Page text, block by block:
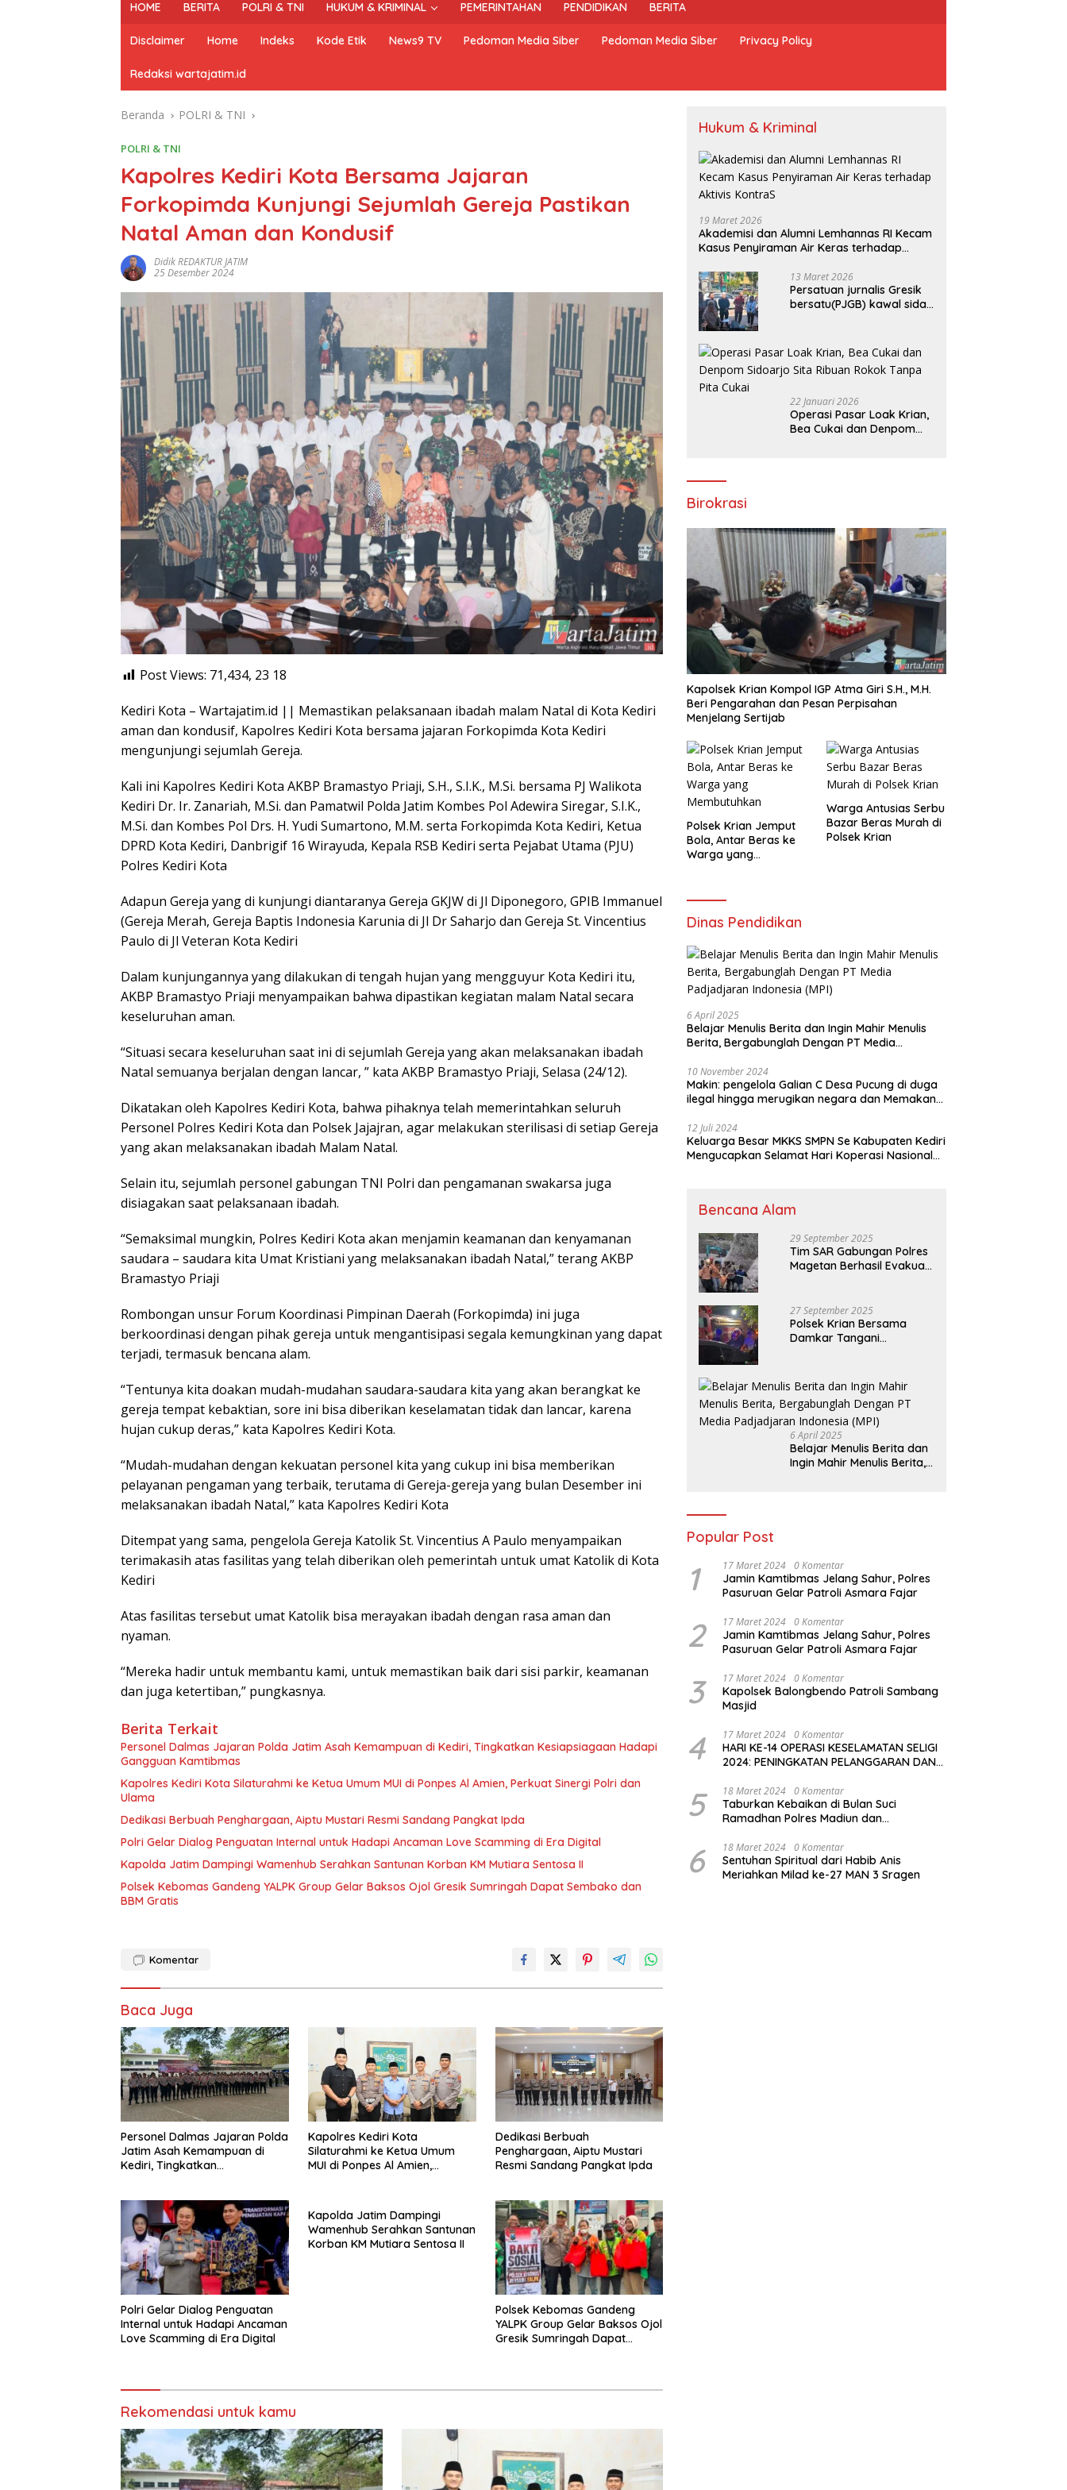
HOME BERITA POLRI & TNI HUKUM & KRIMINAL PEMERINTAHAN PENDIDIKAN BERITA
Disclaimer Home Indeks Kode Etik News9 TV Pedoman Media Siber Pedoman Media Siber Privacy Policy
Redaksi wartajatim.id
Beranda POLRI & TNI
POLRI & TNI
Kapolres Kediri Kota Bersama Jajaran
Forkopimda Kunjungi Sejumlah Gereja Pastikan
Natal Aman dan Kondusif
Didik REDAKTUR JATIM
25 Desember 2024
Post Views: 71,434, 23 18
Kediri Kota – Wartajatim.id || Memastikan pelaksanaan ibadah malam Natal di Kota Kediri
aman dan kondusif, Kapolres Kediri Kota bersama jajaran Forkopimda Kota Kediri
mengunjungi sejumlah Gereja.
Kali ini Kapolres Kediri Kota AKBP Bramastyo Priaji, S.H., S.I.K., M.Si. bersama PJ Walikota
Kediri Dr. Ir. Zanariah, M.Si. dan Pamatwil Polda Jatim Kombes Pol Adewira Siregar, S.I.K.,
M.Si. dan Kombes Pol Drs. H. Yudi Sumartono, M.M. serta Forkopimda Kota Kediri, Ketua
DPRD Kota Kediri, Danbrigif 16 Wirayuda, Kepala RSB Kediri serta Pejabat Utama (PJU)
Polres Kediri Kota
Adapun Gereja yang di kunjungi diantaranya Gereja GKJW di Jl Diponegoro, GPIB Immanuel
(Gereja Merah, Gereja Baptis Indonesia Karunia di Jl Dr Saharjo dan Gereja St. Vincentius
Paulo di Jl Veteran Kota Kediri
Dalam kunjungannya yang dilakukan di tengah hujan yang mengguyur Kota Kediri itu,
AKBP Bramastyo Priaji menyampaikan bahwa dipastikan kegiatan malam Natal secara
keseluruhan aman.
“Situasi secara keseluruhan saat ini di sejumlah Gereja yang akan melaksanakan ibadah
Natal semuanya berjalan dengan lancar, ” kata AKBP Bramastyo Priaji, Selasa (24/12).
Dikatakan oleh Kapolres Kediri Kota, bahwa pihaknya telah memerintahkan seluruh
Personel Polres Kediri Kota dan Polsek Jajajran, agar melakukan sterilisasi di setiap Gereja
yang akan melaksanakan ibadah Malam Natal.
Selain itu, sejumlah personel gabungan TNI Polri dan pengamanan swakarsa juga
disiagakan saat pelaksanaan ibadah.
“Semaksimal mungkin, Polres Kediri Kota akan menjamin keamanan dan kenyamanan
saudara – saudara kita Umat Kristiani yang melaksanakan ibadah Natal,” terang AKBP
Bramastyo Priaji
Rombongan unsur Forum Koordinasi Pimpinan Daerah (Forkopimda) ini juga
berkoordinasi dengan pihak gereja untuk mengantisipasi segala kemungkinan yang dapat
terjadi, termasuk bencana alam.
“Tentunya kita doakan mudah-mudahan saudara-saudara kita yang akan berangkat ke
gereja tempat kebaktian, sore ini bisa diberikan keselamatan tidak dan lancar, karena
hujan cukup deras,” kata Kapolres Kediri Kota.
“Mudah-mudahan dengan kekuatan personel kita yang cukup ini bisa memberikan
pelayanan pengaman yang terbaik, terutama di Gereja-gereja yang bulan Desember ini
melaksanakan ibadah Natal,” kata Kapolres Kediri Kota
Ditempat yang sama, pengelola Gereja Katolik St. Vincentius A Paulo menyampaikan
terimakasih atas fasilitas yang telah diberikan oleh pemerintah untuk umat Katolik di Kota
Kediri
Atas fasilitas tersebut umat Katolik bisa merayakan ibadah dengan rasa aman dan
nyaman.
“Mereka hadir untuk membantu kami, untuk memastikan baik dari sisi parkir, keamanan
dan juga ketertiban,” pungkasnya.
Berita Terkait
Personel Dalmas Jajaran Polda Jatim Asah Kemampuan di Kediri, Tingkatkan Kesiapsiagaan Hadapi
Gangguan Kamtibmas
Kapolres Kediri Kota Silaturahmi ke Ketua Umum MUI di Ponpes Al Amien, Perkuat Sinergi Polri dan
Ulama
Dedikasi Berbuah Penghargaan, Aiptu Mustari Resmi Sandang Pangkat Ipda
Polri Gelar Dialog Penguatan Internal untuk Hadapi Ancaman Love Scamming di Era Digital
Kapolda Jatim Dampingi Wamenhub Serahkan Santunan Korban KM Mutiara Sentosa II
Polsek Kebomas Gandeng YALPK Group Gelar Baksos Ojol Gresik Sumringah Dapat Sembako dan
BBM Gratis
Komentar
Baca Juga
Personel Dalmas Jajaran Polda
Jatim Asah Kemampuan di
Kediri, Tingkatkan
Kapolres Kediri Kota
Silaturahmi ke Ketua Umum
MUI di Ponpes Al Amien,
Dedikasi Berbuah
Penghargaan, Aiptu Mustari
Resmi Sandang Pangkat Ipda
Polri Gelar Dialog Penguatan
Internal untuk Hadapi Ancaman
Love Scamming di Era Digital
Kapolda Jatim Dampingi
Wamenhub Serahkan Santunan
Korban KM Mutiara Sentosa II
Polsek Kebomas Gandeng
YALPK Group Gelar Baksos Ojol
Gresik Sumringah Dapat
Rekomendasi untuk kamu
Hukum & Kriminal
19 Maret 2026
Akademisi dan Alumni Lemhannas RI Kecam
Kasus Penyiraman Air Keras terhadap
13 Maret 2026
Persatuan jurnalis Gresik
bersatu(PJGB) kawal sidak
atas nama Molyo Cipto
22 Januari 2026
Operasi Pasar Loak Krian,
Bea Cukai dan Denpom
Birokrasi
Kapolsek Krian Kompol IGP Atma Giri S.H., M.H.
Beri Pengarahan dan Pesan Perpisahan
Menjelang Sertijab
Polsek Krian Jemput
Bola, Antar Beras ke
Warga yang
Warga Antusias Serbu
Bazar Beras Murah di
Polsek Krian
Dinas Pendidikan
6 April 2025
Belajar Menulis Berita dan Ingin Mahir Menulis
Berita, Bergabunglah Dengan PT Media
10 November 2024
Makin: pengelola Galian C Desa Pucung di duga
ilegal hingga merugikan negara dan Memakan
12 Juli 2024
Keluarga Besar MKKS SMPN Se Kabupaten Kediri
Mengucapkan Selamat Hari Koperasi Nasional
Bencana Alam
29 September 2025
Tim SAR Gabungan Polres
Magetan Berhasil Evakuasi
27 September 2025
Polsek Krian Bersama
Damkar Tangani
Cluster Lotus
6 April 2025
Belajar Menulis Berita dan
Ingin Mahir Menulis Berita,
Popular Post
1 17 Maret 2024 0 Komentar
Jamin Kamtibmas Jelang Sahur, Polres
Pasuruan Gelar Patroli Asmara Fajar
2 17 Maret 2024 0 Komentar
Jamin Kamtibmas Jelang Sahur, Polres
Pasuruan Gelar Patroli Asmara Fajar
3 17 Maret 2024 0 Komentar
Kapolsek Balongbendo Patroli Sambang
Masjid
4 17 Maret 2024 0 Komentar
HARI KE-14 OPERASI KESELAMATAN SELIGI
2024: PENINGKATAN PELANGGARAN DAN
5 18 Maret 2024 0 Komentar
Taburkan Kebaikan di Bulan Suci
Ramadhan Polres Madiun dan
6 18 Maret 2024 0 Komentar
Sentuhan Spiritual dari Habib Anis
Meriahkan Milad ke-27 MAN 3 Sragen